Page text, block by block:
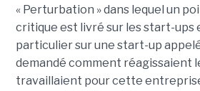
« Perturbation » dans lequel un
critique est livré sur les start-ups
particulier sur une start-up
demandé comment réagissaient
travaillaient pour cette